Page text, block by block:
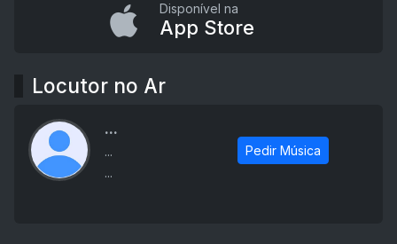
Disponível na
App Store
Locutor no Ar
...
...
...
Pedir Música